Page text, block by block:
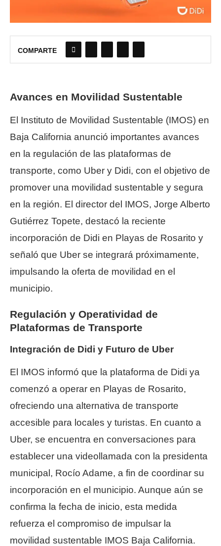
COMPARTE
Avances en Movilidad Sustentable
El Instituto de Movilidad Sustentable (IMOS) en
Baja California anunció importantes avances
en la regulación de las plataformas de
transporte, como Uber y Didi, con el objetivo de
promover una movilidad sustentable y segura
en la región. El director del IMOS, Jorge Alberto
Gutiérrez Topete, destacó la reciente
incorporación de Didi en Playas de Rosarito y
señaló que Uber se integrará próximamente,
impulsando la oferta de movilidad en el
municipio.
Regulación y Operatividad de
Plataformas de Transporte
Integración de Didi y Futuro de Uber
El IMOS informó que la plataforma de Didi ya
comenzó a operar en Playas de Rosarito,
ofreciendo una alternativa de transporte
accesible para locales y turistas. En cuanto a
Uber, se encuentra en conversaciones para
establecer una videollamada con la presidenta
municipal, Rocío Adame, a fin de coordinar su
incorporación en el municipio. Aunque aún se
confirma la fecha de inicio, esta medida
refuerza el compromiso de impulsar la
movilidad sustentable IMOS Baja California.